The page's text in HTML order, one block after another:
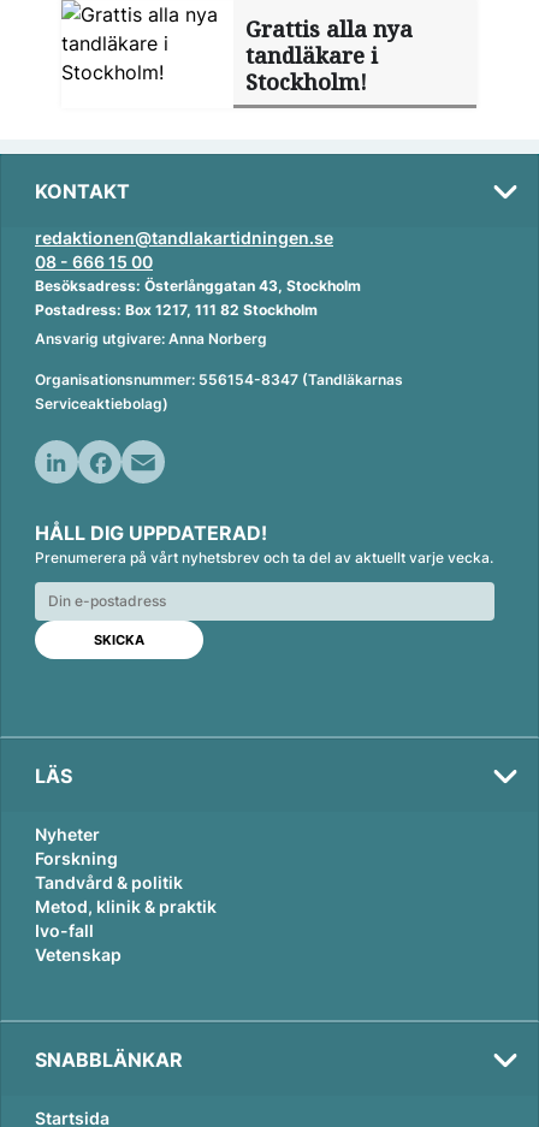
Grattis alla nya
tandläkare i
Stockholm!
KONTAKT
redaktionen@tandlakartidningen.se
08 - 666 15 00
Besöksadress: Österlånggatan 43, Stockholm
Postadress: Box 1217, 111 82 Stockholm
Ansvarig utgivare: Anna Norberg
Organisationsnummer: 556154-8347 (Tandläkarnas
Serviceaktiebolag)
n
k
e
d
n
c
e
b
o
o
k
a
i
l
HÅLL DIG UPPDATERAD!
Prenumerera på vårt nyhetsbrev och ta del av aktuellt varje vecka.
LÄS
Nyheter
Forskning
Tandvård & politik
Metod, klinik & praktik
Ivo-fall
Vetenskap
SNABBLÄNKAR
Startsida